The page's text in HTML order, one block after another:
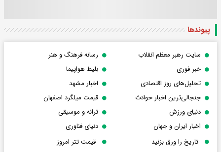
پیوندها
سایت رهبر معظم انقلاب
رسانه فرهنگ و هنر
خبر فوری
بلیط هواپیما
تحلیل‌های روز اقتصادی
اخبار مشهد
جنجالی‌ترین اخبار حوادث
قیمت میلگرد اصفهان
دنیای ورزش
ترانه و موسیقی
اخبار ایران و جهان
دنیای فناوری
تاریخ را ورق بزنید
قیمت تتر امروز